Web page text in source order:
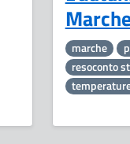
marche
resoconto